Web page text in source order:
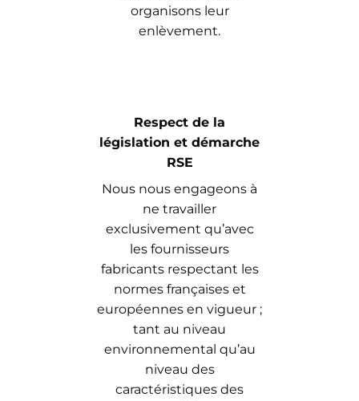
organisons leur
enlèvement.
Respect de la
législation et démarche
RSE
Nous nous engageons à
ne travailler
exclusivement qu’avec
les fournisseurs
fabricants respectant les
normes françaises et
européennes en vigueur ;
tant au niveau
environnemental qu’au
niveau des
caractéristiques des